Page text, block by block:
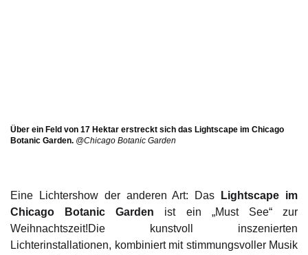
Über ein Feld von 17 Hektar erstreckt sich das Lightscape im Chicago
Botanic Garden. @Chicago Botanic Garden
Eine Lichtershow der anderen Art: Das
Lightscape im
Chicago Botanic Garden
ist ein „Must See“ zur
Weihnachtszeit!Die kunstvoll inszenierten
Lichterinstallationen, kombiniert mit stimmungsvoller Musik